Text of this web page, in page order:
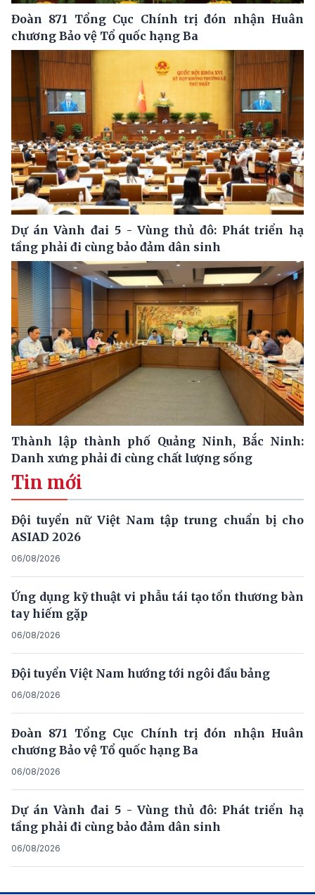
Đoàn 871 Tổng Cục Chính trị đón nhận Huân
chương Bảo vệ Tổ quốc hạng Ba
Dự án Vành đai 5 - Vùng thủ đô: Phát triển hạ
tầng phải đi cùng bảo đảm dân sinh
Thành lập thành phố Quảng Ninh, Bắc Ninh:
Danh xưng phải đi cùng chất lượng sống
Tin mới
Đội tuyển nữ Việt Nam tập trung chuẩn bị cho
ASIAD 2026
06/08/2026
Ứng dụng kỹ thuật vi phẫu tái tạo tổn thương bàn
tay hiếm gặp
06/08/2026
Đội tuyển Việt Nam hướng tới ngôi đầu bảng
06/08/2026
Đoàn 871 Tổng Cục Chính trị đón nhận Huân
chương Bảo vệ Tổ quốc hạng Ba
06/08/2026
Dự án Vành đai 5 - Vùng thủ đô: Phát triển hạ
tầng phải đi cùng bảo đảm dân sinh
06/08/2026